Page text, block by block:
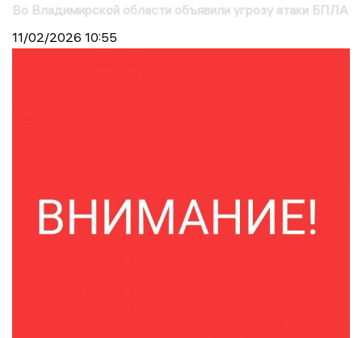
Во Владимирской области объявили угрозу атаки БПЛА
11/02/2026 10:55